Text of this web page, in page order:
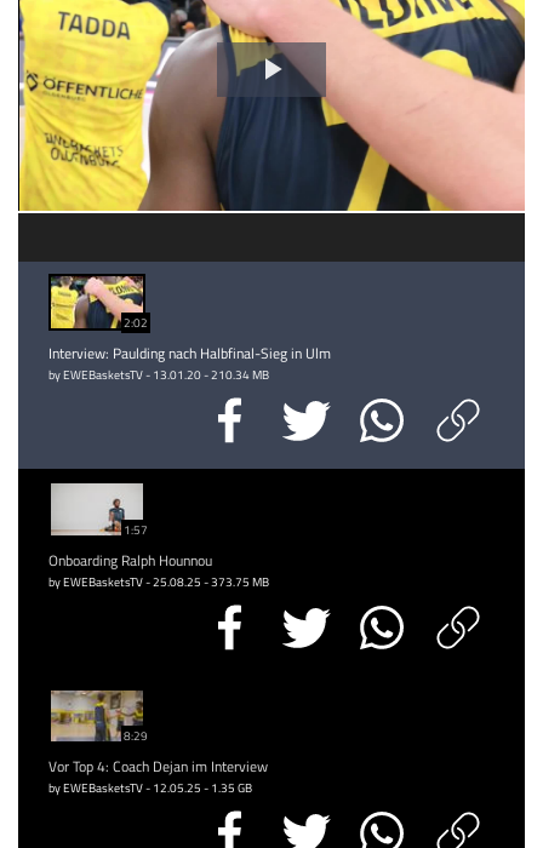
Video
abspielen
2:02
Interview: Paulding nach Halbfinal-Sieg in Ulm
by EWEBasketsTV - 13.01.20 - 210.34 MB
1:57
Onboarding Ralph Hounnou
by EWEBasketsTV - 25.08.25 - 373.75 MB
8:29
Vor Top 4: Coach Dejan im Interview
by EWEBasketsTV - 12.05.25 - 1.35 GB